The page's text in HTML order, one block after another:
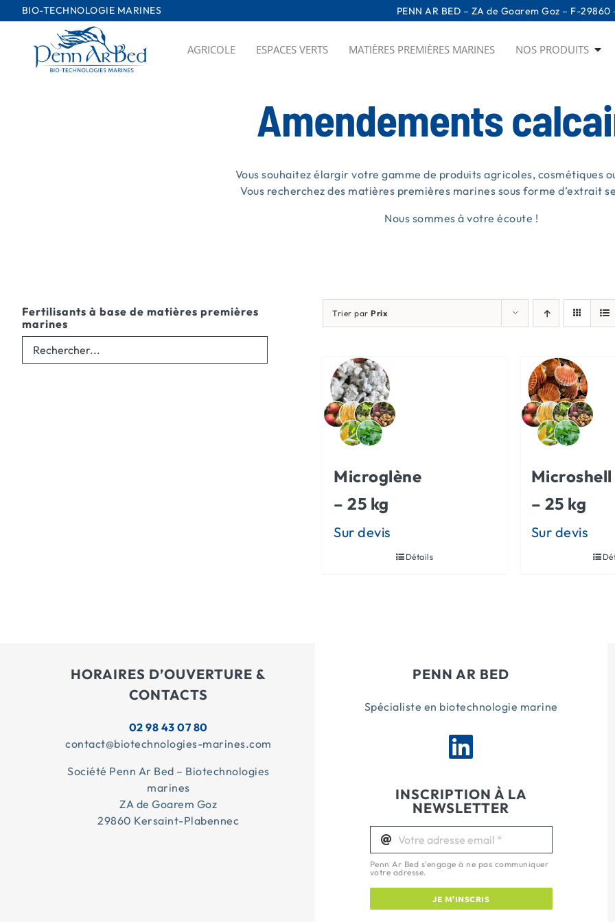
Passer
au
BIO-TECHNOLOGIE MARINES PENN AR BED – ZA de Goarem Goz – F-
AGRICOLE ESPACES VERTS MATIÈRES PREMIÈRES MARINES NOS PRODUITS
Amendements
Vous souhaitez élargir votre gamme de produits agricoles, cosmétiques
Vous recherchez des matières premières marines sous forme d’extrait
Nous sommes à votre écoute !
Trier parPrix
Microglène
– 25 kg
Détails
Microshell
– 25 kg
Fertilisants à base de matières premières
marines
HORAIRES D’OUVERTURE &
CONTACTS
02 98 43 07 80
contact@biotechnologies-marines.com
Société Penn Ar Bed – Biotechnologies
marines
ZA de Goarem Goz
29860 Kersaint-Plabennec
PENN AR BED
Spécialiste en biotechnologie marine
INSCRIPTION À LA
NEWSLETTER
Penn Ar Bed s'engage à ne pas communiquer
votre adresse.
JE M'INSCRIS